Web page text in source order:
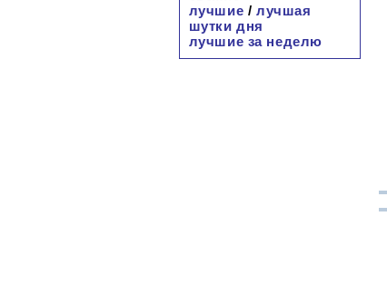
лучшие / лучшая
шутки дня
лучшие за неделю